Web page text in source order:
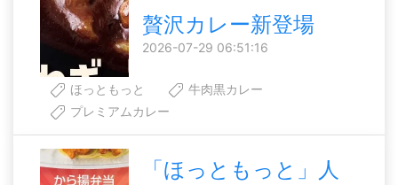
贅沢カレー新登場
2026-07-29 06:51:16
ほっともっと
牛肉黒カレー
プレミアムカレー
「ほっともっと」人